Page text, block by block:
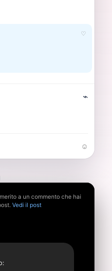
♡
⌁
☺
a un commento che hai
Vedi il post